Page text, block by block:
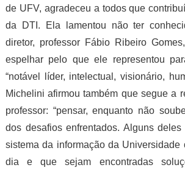
de UFV, agradeceu a todos que
da DTI. Ela lamentou não ter
diretor, professor Fábio Ribeiro
espelhar pelo que ele representou
“notável líder, intelectual, visionário,
Michelini afirmou também que segue a
professor: “pensar, enquanto não
dos desafios enfrentados. Alguns
sistema da informação da Universidade
dia e que sejam encontradas